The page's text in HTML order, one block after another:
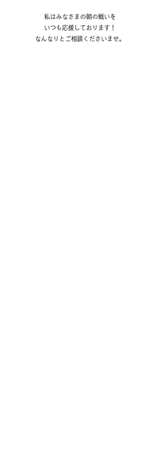
私はみなさまの朝の戦いを
いつも応援しております！
なんなりとご相談くださいませ。